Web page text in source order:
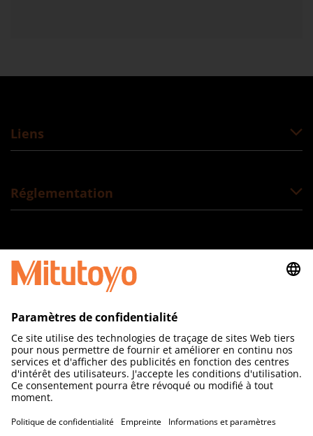
Liens
Réglementation
Suivez-nous
MITUTOYO France
Paris Nord 2
123 rue de la Belle Etoile
BP 59267 ROISSY EN FRANCE